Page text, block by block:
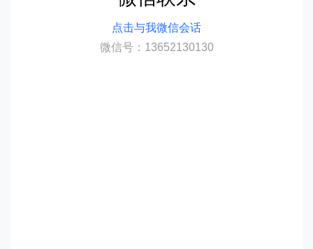
点击与我微信会话
微信号：13652130130